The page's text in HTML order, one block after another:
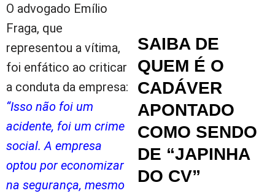
O advogado Emílio
Fraga, que
representou a vítima,
foi enfático ao criticar
a conduta da empresa:
“Isso não foi um
acidente, foi um crime
social. A empresa
optou por economizar
na segurança, mesmo
SAIBA DE
QUEM É O
CADÁVER
APONTADO
COMO SENDO
DE “JAPINHA
DO CV”